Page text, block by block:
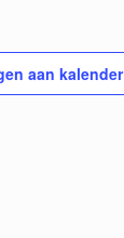
aan kalender